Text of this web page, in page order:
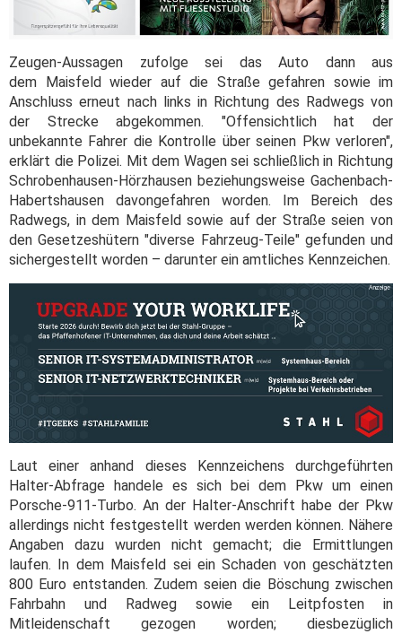
Zeugen-Aussagen zufolge sei das Auto dann aus
dem Maisfeld wieder auf die Straße gefahren sowie im
Anschluss erneut nach links in Richtung des Radwegs von
der Strecke abgekommen. "Offensichtlich hat der
unbekannte Fahrer die Kontrolle über seinen Pkw verloren",
erklärt die Polizei. Mit dem Wagen sei schließlich in Richtung
Schrobenhausen-Hörzhausen beziehungsweise Gachenbach-
Habertshausen davongefahren worden. Im Bereich des
Radwegs, in dem Maisfeld sowie auf der Straße seien von
den Gesetzeshütern "diverse Fahrzeug-Teile" gefunden und
sichergestellt worden – darunter ein amtliches Kennzeichen.
Laut einer anhand dieses Kennzeichens durchgeführten
Halter-Abfrage handele es sich bei dem Pkw um einen
Porsche-911-Turbo. An der Halter-Anschrift habe der Pkw
allerdings nicht festgestellt werden werden können. Nähere
Angaben dazu wurden nicht gemacht; die Ermittlungen
laufen. In dem Maisfeld sei ein Schaden von geschätzten
800 Euro entstanden. Zudem seien die Böschung zwischen
Fahrbahn und Radweg sowie ein Leitpfosten in
Mitleidenschaft gezogen worden; diesbezüglich